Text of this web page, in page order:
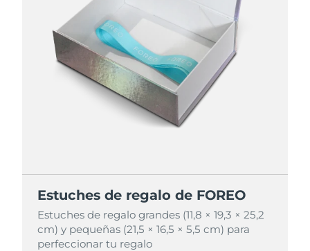
Estuches de regalo de FOREO
Estuches de regalo grandes (11,8 × 19,3 × 25,2
cm) y pequeñas (21,5 × 16,5 × 5,5 cm) para
perfeccionar tu regalo
Estuches de regalo de FOREO
Estuches de regalo grandes (11,8 × 19,3 × 25,2
cm) y pequeñas (21,5 × 16,5 × 5,5 cm) para
perfeccionar tu regalo